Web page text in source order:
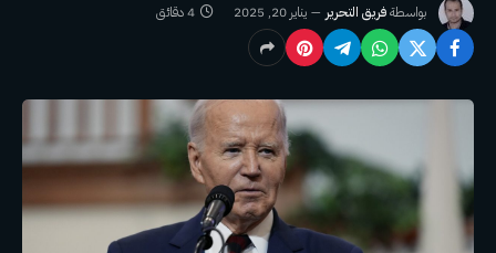
بواسطةفريق التحرير يناير 20, 2025 4 دقائق